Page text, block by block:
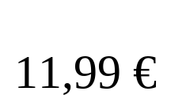
11,99 €